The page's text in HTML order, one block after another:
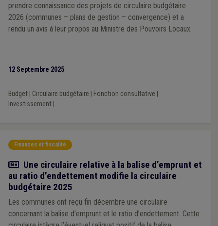
prendre connaissance des projets de circulaire budgétaire
2026 (communes – plans de gestion – convergence) et a
rendu un avis à leur propos au Ministre des Pouvoirs Locaux.
12 Septembre 2025
Budget| Circulaire budgétaire Fonction consultative
Investissement|
Finances et fiscalité
Actualité
Une circulaire relative à la balise d’emprunt et
au ratio d’endettement modifie la circulaire
budgétaire 2025
Les communes ont reçu fin décembre une circulaire
concernant la balise d’emprunt et le ratio d’endettement. Cette